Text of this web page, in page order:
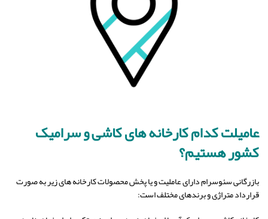
عامیلت کدام کارخانه های کاشی و سرامیک
کشور هستیم؟
بازرگانی سئوسرام دارای عاملیت و یا پخش محصولات کارخانه های زیر به صورت
قرارداد متراژی و برندهای مختلف است: